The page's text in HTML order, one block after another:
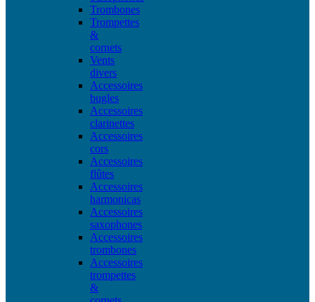
Trombones
Trompettes
&
cornets
Vents
divers
Accessoires
bugles
Accessoires
clarinettes
Accessoires
cors
Accessoires
flûtes
Accessoires
harmonicas
Accessoires
saxophones
Accessoires
trombones
Accessoires
trompettes
&